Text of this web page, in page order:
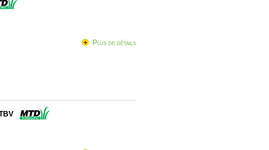
Plus de détails